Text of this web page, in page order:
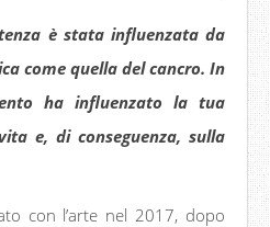
è stata influenzata da
come quella del cancro. In
ha influenzato la tua
e, di conseguenza, sulla
con l’arte nel 2017, dopo